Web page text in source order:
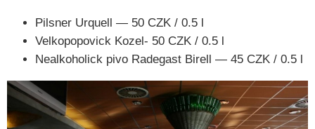
Pilsner Urquell — 50 CZK / 0.5 l
Velkopopovick Kozel- 50 CZK / 0.5 l
Nealkoholick pivo Radegast Birell — 45 CZK / 0.5 l